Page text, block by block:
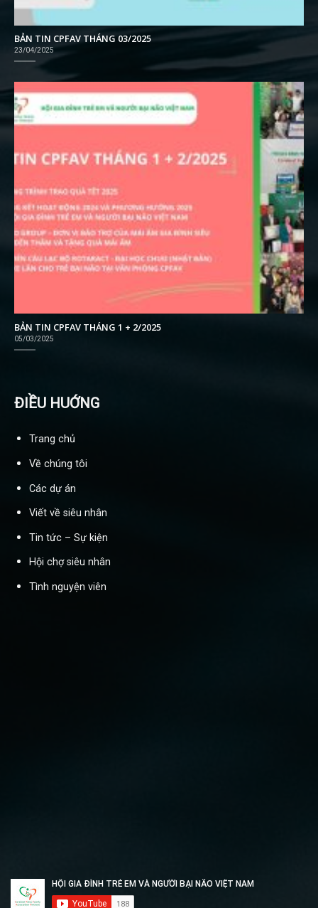
BẢN TIN CPFAV THÁNG 03/2025
23/04/2025
BẢN TIN CPFAV THÁNG 1 + 2/2025
05/03/2025
ĐIỀU HUỚNG
Trang chủ
Về chúng tôi
Các dự án
Viết về siêu nhân
Tin tức – Sự kiện
Hội chợ siêu nhân
Tình nguyện viên